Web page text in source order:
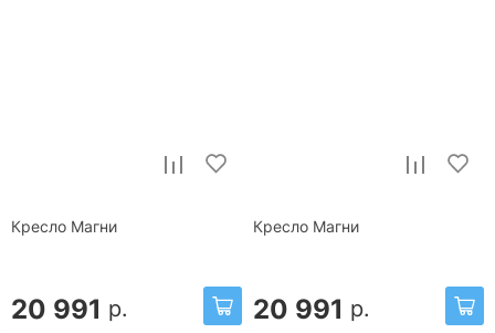
Кресло Магни
20 991 р.
Кресло Магни
20 991 р.